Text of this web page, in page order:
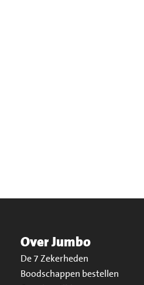
Over Jumbo
De 7 Zekerheden
Boodschappen bestellen